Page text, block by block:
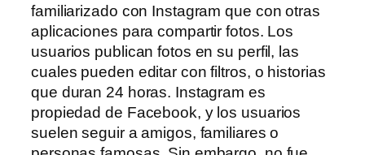
familiarizado con Instagram que con otras
aplicaciones para compartir fotos. Los
usuarios publican fotos en su perfil, las
cuales pueden editar con filtros, o historias
que duran 24 horas. Instagram es
propiedad de Facebook, y los usuarios
suelen seguir a amigos, familiares o